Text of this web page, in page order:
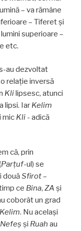
– va rămâne
– Tiferet și
superioare –
etc.
au dezvoltat
relaţie inversă
Klilipsesc, atunci
lipsi. Iar Kelim
mic Kli ­- adică
că, prin
Parţuf-ul) se
douăSfirot–
ce Bina, ZA și
coborât un grad
Kelim. Nu acelaşi
Nefeş și Ruah au